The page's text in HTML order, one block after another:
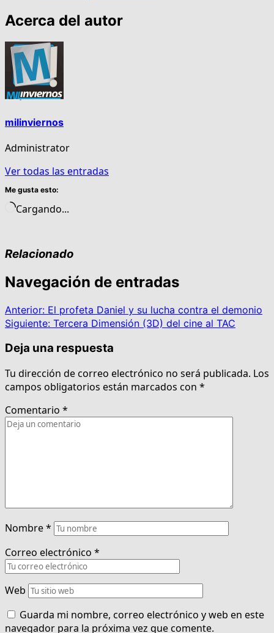
Acerca del autor
milinviernos
Administrator
Ver todas las entradas
Me gusta esto:
Cargando...
Relacionado
Navegación de entradas
Anterior: El profeta Daniel y su lucha contra el demonio
Siguiente: Tercera Dimensión (3D) del cine al TAC
Deja una respuesta
Tu dirección de correo electrónico no será publicada. Los
campos obligatorios están marcados con *
Comentario *
Nombre*
Correo electrónico *
Web
Guarda mi nombre, correo electrónico y web en este
navegador para la próxima vez que comente.